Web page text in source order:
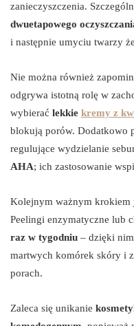
zanieczyszczenia.
dwuetapowego
i następnie umyciu twarzy
Nie można również
odgrywa istotną rolę w
wybierać lekkie kremy z
blokują porów. Dodatkowo
regulujące wydzielanie
AHA; ich zastosowanie
Kolejnym ważnym krokiem
Peelingi enzymatyczne lub
raz w tygodniu – dzięki
martwych komórek skóry i
porach.
Zaleca się unikanie